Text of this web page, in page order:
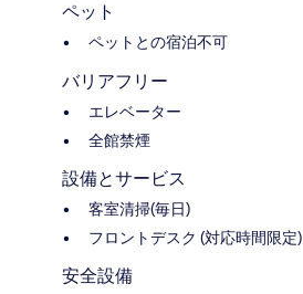
ペット
ペットとの宿泊不可
バリアフリー
エレベーター
全館禁煙
設備とサービス
客室清掃(毎日)
フロントデスク (対応時間限定)
安全設備